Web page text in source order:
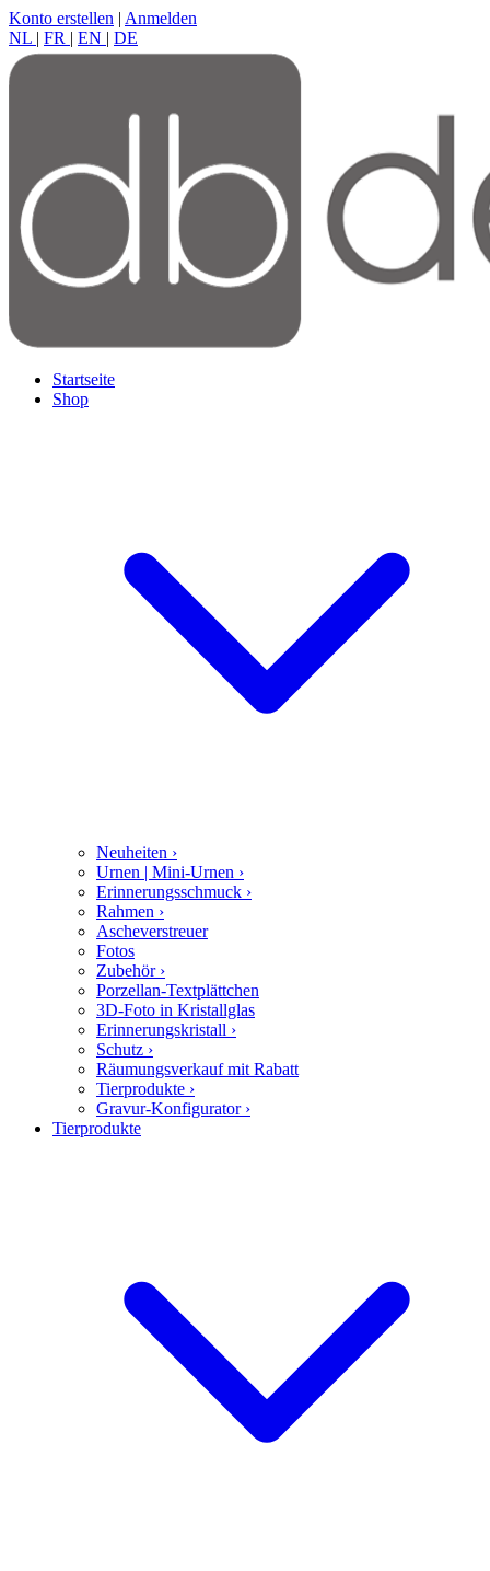
Konto erstellen | Anmelden
NL | FR | EN | DE
Startseite
Shop
Neuheiten ›
Urnen | Mini-Urnen ›
Erinnerungsschmuck ›
Rahmen ›
Ascheverstreuer
Fotos
Zubehör ›
Porzellan-Textplättchen
3D-Foto in Kristallglas
Erinnerungskristall ›
Schutz ›
Räumungsverkauf mit Rabatt
Tierprodukte ›
Gravur-Konfigurator ›
Tierprodukte